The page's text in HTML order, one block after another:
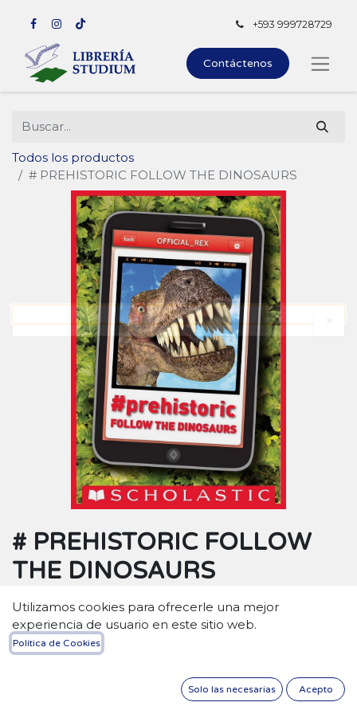
+593 999728729
Contáctenos
Todos los productos
# PREHISTORIC FOLLOW THE DINOSAURS
# PREHISTORIC FOLLOW
THE DINOSAURS
$11,15
AÑADIR A LA CESTA
Utilizamos cookies para ofrecerle una mejor
experiencia de usuario en este sitio web.
Política de Cookies
Solo las necesarias Acepto